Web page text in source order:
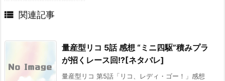
 関連記事
量産型リコ 5話 感想 “ミニ四駆”積みプラ
が招くレース回!?[ネタバレ]
量産型リコ 第5話「リコ、レディ・ゴー！」感想